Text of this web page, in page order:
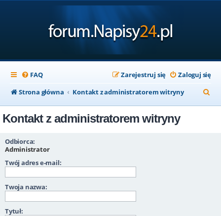
FAQ Zaloguj się
Zarejestruj się
Strona główna
Kontakt z administratorem witryny
z
Kontakt z administratorem witryny
Odbiorca:
Administrator
Twój adres e-mail:
Twoja nazwa:
Tytuł: